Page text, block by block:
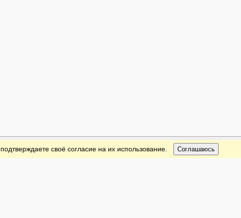
своё согласие на их использование. Соглашаюсь